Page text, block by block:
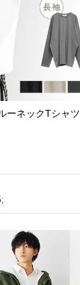
ーネックTシャツ